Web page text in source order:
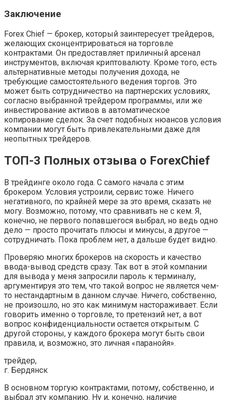
Заключение
Forex Chief — брокер, который заинтересует трейдеров,
желающих сконцентрироваться на торговле
контрактами. Он предоставляет приличный арсенал
инструментов, включая криптовалюту. Кроме того, есть
альтернативные методы получения дохода, не
требующие самостоятельного ведения торгов. Это
может быть сотрудничество на партнерских условиях,
согласно выбранной трейдером программы, или же
инвестирование активов в автоматическое
копирование сделок. За счет подобных нюансов условия
компании могут быть привлекательными даже для
неопытных трейдеров.
ТОП-3 Полных отзыва о ForexChief
В трейдинге около года. С самого начала с этим
брокером. Условия устроили, сервис тоже. Ничего
негативного, по крайней мере за это время, сказать не
могу. Возможно, потому, что сравнивать не с кем. Я,
конечно, не первого попавшегося выбрал, но ведь одно
дело — просто прочитать плюсы и минусы, а другое —
сотрудничать. Пока проблем нет, а дальше будет видно.
Проверяю многих брокеров на скорость и качество
ввода-вывод средств сразу. Так вот в этой компании
для вывода у меня запросили пароль к терминалу,
аргументируя это тем, что такой вопрос не является чем-
то нестандартным в данном случае. Ничего, собственно,
не произошло, но это как минимум настораживает. Если
говорить именно о торговле, то претензий нет, а вот
вопрос конфиденциальности остается открытым. С
другой стороны, у каждого брокера могут быть свои
правила, и, возможно, это личная «паранойя».
трейдер,
г. Бердянск
В основном торгую контрактами, потому, собственно, и
выбрал эту компанию. Ну и, конечно, наличие